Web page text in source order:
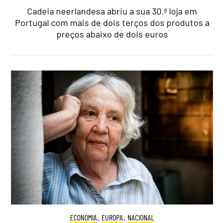
Cadeia neerlandesa abriu a sua 30.ª loja em
Portugal com mais de dois terços dos produtos a
preços abaixo de dois euros
ECONOMIA, EUROPA , NACIONAL